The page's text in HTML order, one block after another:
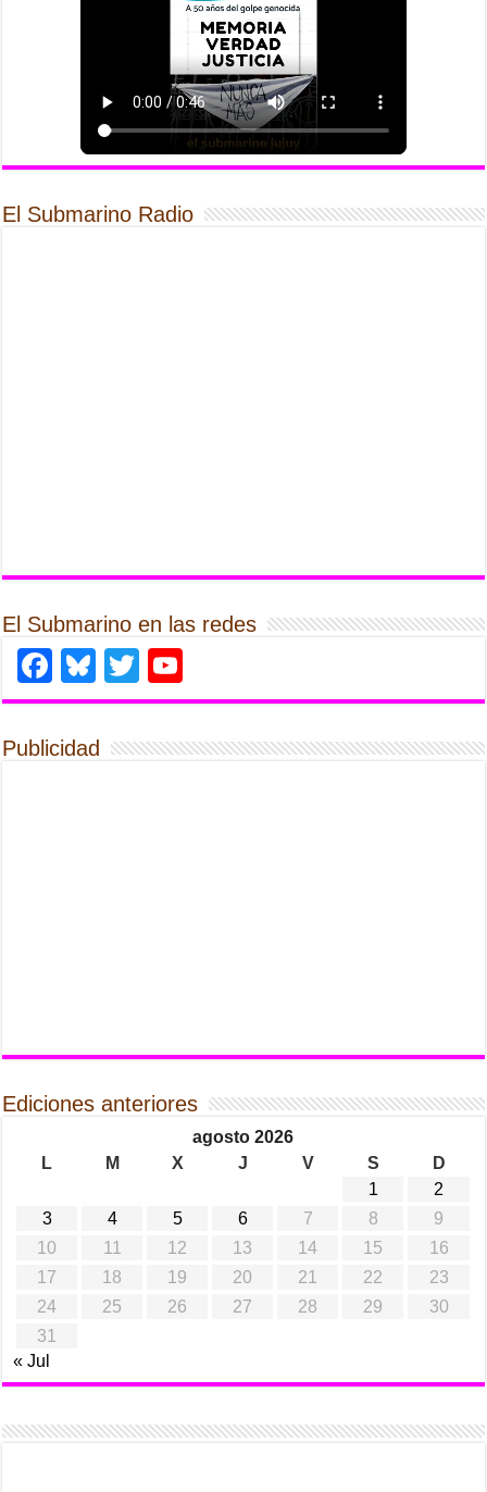
El Submarino Radio
El Submarino en las redes
Facebook
Bluesky
Twitter
Publicidad
Ediciones anteriores
agosto 2026
L
M X J V S
D
1
2
3
4 5 6 7 8
9
10
11 12 13 14 15
16
17
18 19 20 21 22
23
24
25 26 27 28 29
30
31
« Jul